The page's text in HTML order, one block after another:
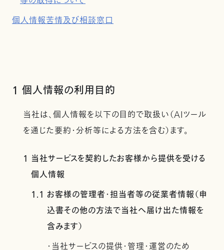
個人情報苦情及び相談窓口
1 個人情報の利用目的
当社は、個人情報を以下の目的で取扱い（AIツール
を通じた要約・分析等による方法を含む）ます。
1 当社サービスを契約したお客様から提供を受ける
個人情報
1.1 お客様の管理者・担当者等の従業者情報（申
込書その他の方法で当社へ届け出た情報を
含みます）
・当社サービスの提供・管理・運営のため